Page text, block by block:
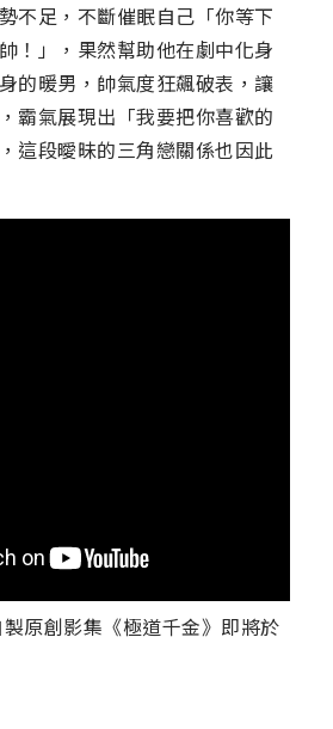
不足，不斷催眠自己「你等下
！」，果然幫助他在劇中化身
的暖男，帥氣度狂飆破表，讓
霸氣展現出「我要把你喜歡的
這段曖昧的三角戀關係也因此
創影集《極道千金》即將於